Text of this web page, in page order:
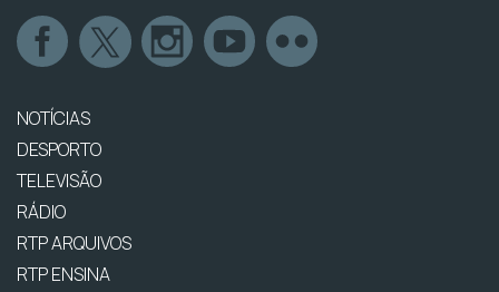
NOTÍCIAS
DESPORTO
TELEVISÃO
RÁDIO
RTP ARQUIVOS
RTP ENSINA